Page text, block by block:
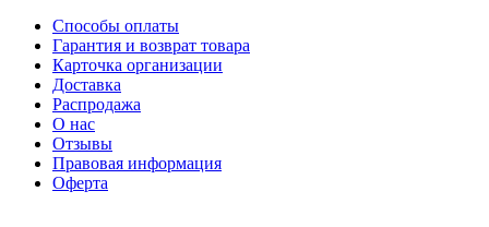
Способы оплаты
Гарантия и возврат товара
Карточка организации
Доставка
Распродажа
О нас
Отзывы
Правовая информация
Оферта